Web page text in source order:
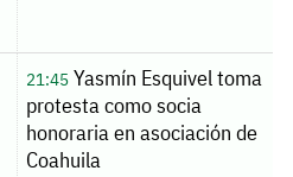
21:45Yasmín Esquivel toma
protesta como socia
honoraria en asociación de
Coahuila